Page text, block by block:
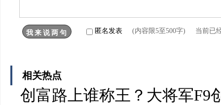
匿名发表 (内容限5至500字) 当前已
相关热点
创富路上谁称王？大将军F9